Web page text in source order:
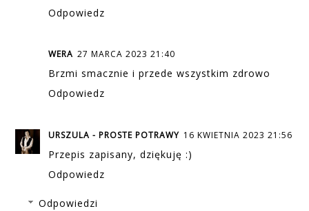
Odpowiedz
WERA 27 MARCA 2023 21:40
Brzmi smacznie i przede wszystkim zdrowo
Odpowiedz
URSZULA - PROSTE POTRAWY 16 KWIETNIA 2023 21:56
Przepis zapisany, dziękuję :)
Odpowiedz
Odpowiedzi